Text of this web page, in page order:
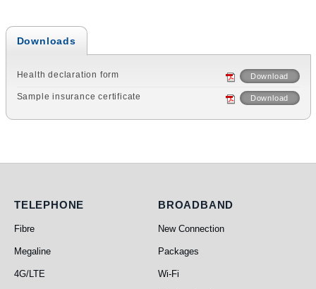
Downloads
Health declaration form Download
Sample insurance certificate Download
Telephone
TELEPHONE
Fibre
Megaline
4G/LTE
Broadband
BROADBAND
New Connection
Packages
Wi-Fi